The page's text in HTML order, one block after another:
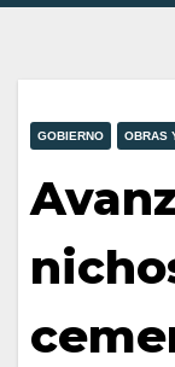
GOBIERNO OBRAS